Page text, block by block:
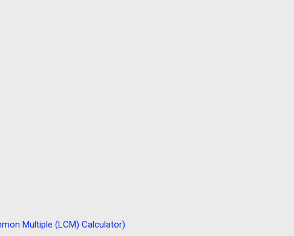
Multiple (LCM) Calculator)